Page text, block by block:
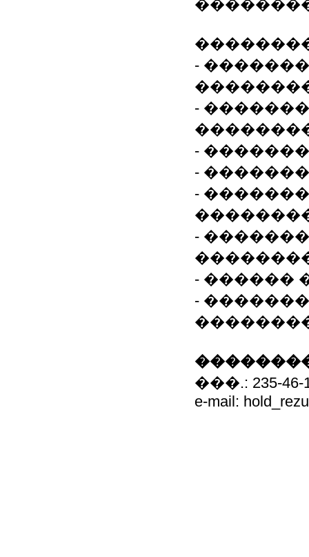
-
-
-
-
-
-
- ������
-
���.: 235-46-
e-mail: